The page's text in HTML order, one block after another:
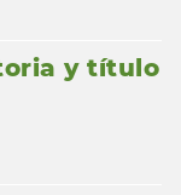
y título